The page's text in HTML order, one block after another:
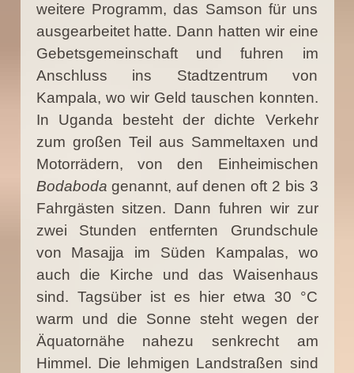
weitere Programm, das Samson für uns
ausgearbeitet hatte. Dann hatten wir eine
Gebetsgemeinschaft und fuhren im
Anschluss ins Stadtzentrum von
Kampala, wo wir Geld tauschen konnten.
In Uganda besteht der dichte Verkehr
zum großen Teil aus Sammeltaxen und
Motorrädern, von den Einheimischen
Bodaboda genannt, auf denen oft 2 bis 3
Fahrgästen sitzen. Dann fuhren wir zur
zwei Stunden entfernten Grundschule
von Masajja im Süden Kampalas, wo
auch die Kirche und das Waisenhaus
sind. Tagsüber ist es hier etwa 30 °C
warm und die Sonne steht wegen der
Äquatornähe nahezu senkrecht am
Himmel. Die lehmigen Landstraßen sind